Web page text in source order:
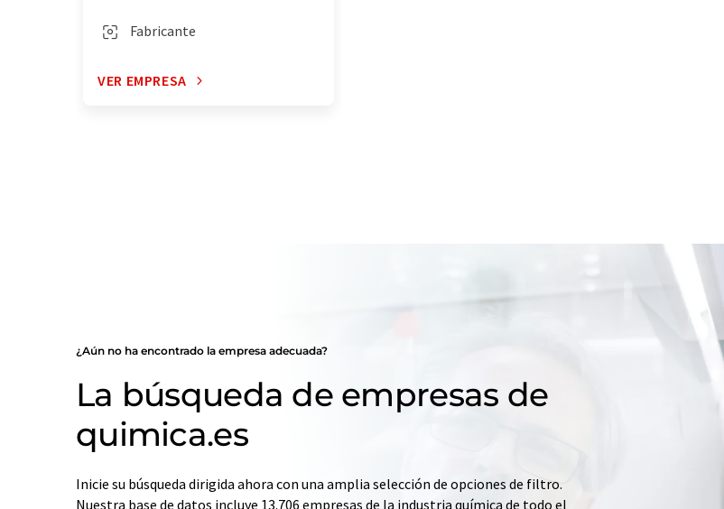
Fabricante
VER EMPRESA
¿Aún no ha encontrado la empresa adecuada?
La búsqueda de empresas de
quimica.es
Inicie su búsqueda dirigida ahora con una amplia selección de opciones de filtro.
Nuestra base de datos incluye 13.706 empresas de la industria química de todo el